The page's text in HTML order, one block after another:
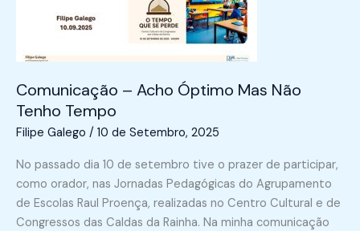
Comunicação – Acho Óptimo Mas Não
Tenho Tempo
Filipe Galego / 10 de Setembro, 2025
No passado dia 10 de setembro tive o prazer de participar,
como orador, nas Jornadas Pedagógicas do Agrupamento
de Escolas Raul Proença, realizadas no Centro Cultural e de
Congressos das Caldas da Rainha. Na minha comunicação